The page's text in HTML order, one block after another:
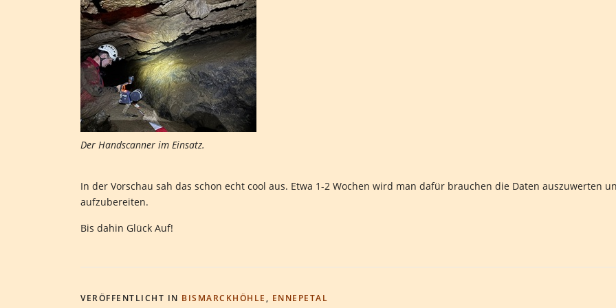
Der Handscanner im Einsatz.
In der Vorschau sah das schon echt cool aus. Etwa 1-2 Wochen wird man dafür brauchen die Daten auszuwerten
aufzubereiten.
Bis dahin Glück Auf!
VERÖFFENTLICHT IN BISMARCKHÖHLE, ENNEPETAL